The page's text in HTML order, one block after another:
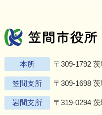
本所 〒309-1792
笠間支所 〒309-1698
岩間支所 〒319-0294